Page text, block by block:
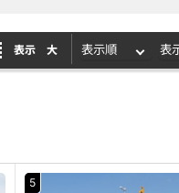
表示 大
5